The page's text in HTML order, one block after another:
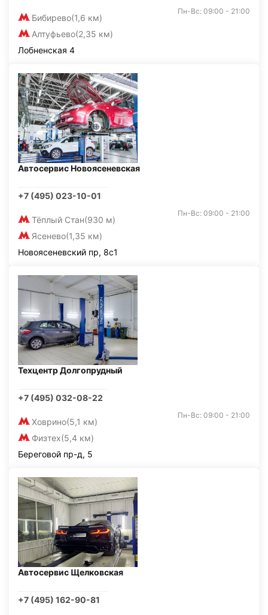
Бибирево(1,6 км)
Алтуфьево(2,35 км)
Пн-Вс: 09:00 - 21:00
Лобненская 4
Автосервис Новоясеневская
+7 (495) 023-10-01
Тёплый Стан(930 м)
Ясенево(1,35 км)
Пн-Вс: 09:00 - 21:00
Новоясеневский пр, 8с1
Техцентр Долгопрудный
+7 (495) 032-08-22
Ховрино(5,1 км)
Физтех(5,4 км)
Пн-Вс: 09:00 - 21:00
Береговой пр-д, 5
Автосервис Щелковская
+7 (495) 162-90-81